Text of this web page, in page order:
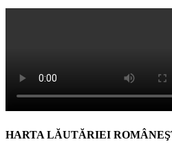
HARTA LĂUTĂRIEI